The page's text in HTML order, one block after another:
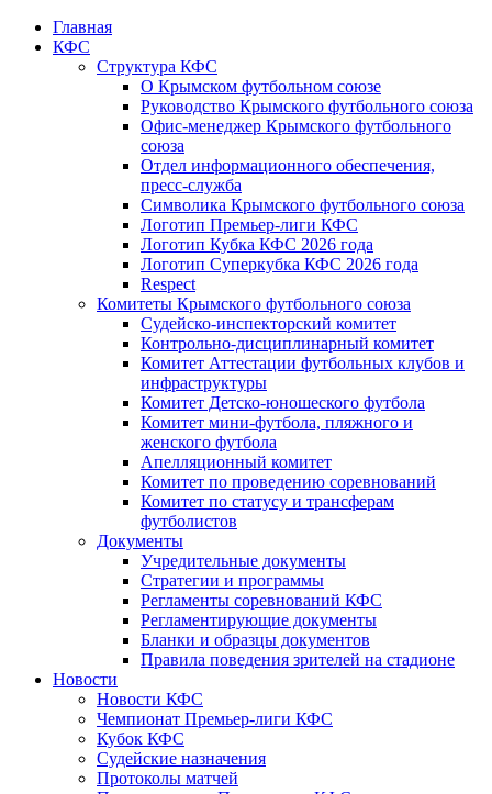
Главная
КФС
Структура КФС
О Крымском футбольном союзе
Руководство Крымского футбольного союза
Офис-менеджер Крымского футбольного
союза
Отдел информационного обеспечения,
пресс-служба
Символика Крымского футбольного союза
Логотип Премьер-лиги КФС
Логотип Кубка КФС 2026 года
Логотип Суперкубка КФС 2026 года
Respect
Комитеты Крымского футбольного союза
Судейско-инспекторский комитет
Контрольно-дисциплинарный комитет
Комитет Аттестации футбольных клубов и
инфраструктуры
Комитет Детско-юношеского футбола
Комитет мини-футбола, пляжного и
женского футбола
Апелляционный комитет
Комитет по проведению соревнований
Комитет по статусу и трансферам
футболистов
Документы
Учредительные документы
Стратегии и программы
Регламенты соревнований КФС
Регламентирующие документы
Бланки и образцы документов
Правила поведения зрителей на стадионе
Новости
Новости КФС
Чемпионат Премьер-лиги КФС
Кубок КФС
Судейские назначения
Протоколы матчей